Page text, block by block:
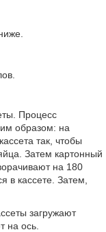
Процесс
образом: на
так, чтобы
Затем картонный
на 180
в кассете. Затем,
загружают
на ось.